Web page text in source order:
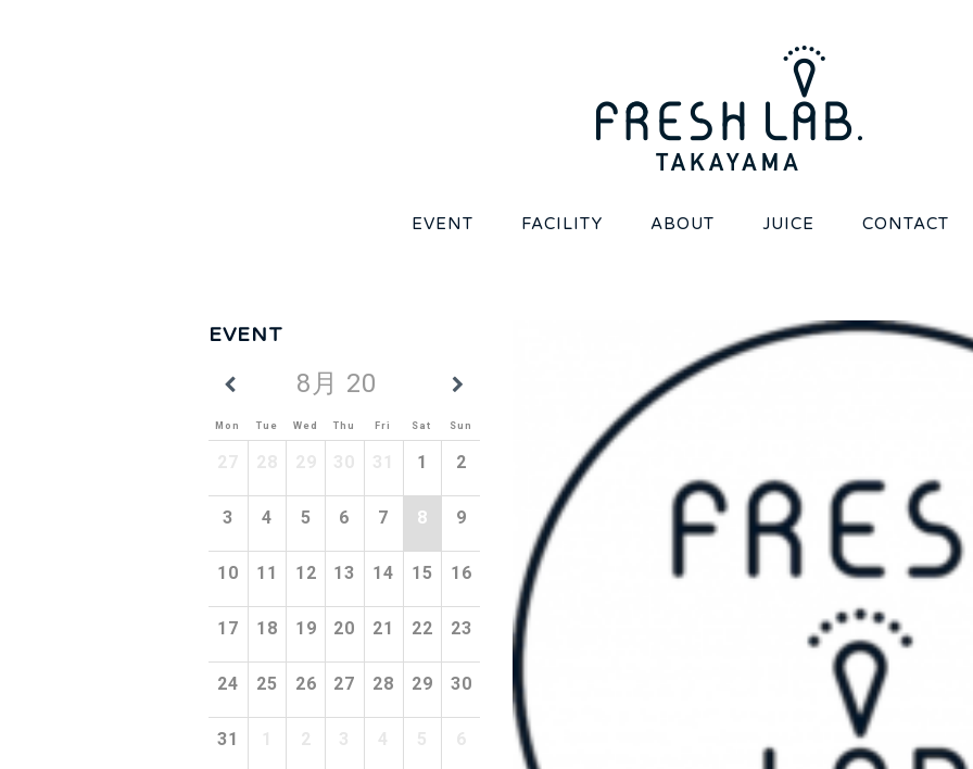
EVENT FACILITY ABOUT JUICE CONTACT
EVENT
8月 2026
Mon Tue Wed Thu Fri Sat Sun
1 2
3 4 5 6 7 8 9
10 11 12 13 14 15 16
17 18 19 20 21 22 23
24 25 26 27 28 29 30
31